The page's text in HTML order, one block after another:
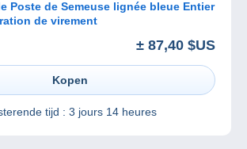
lignée bleue Entier
de virement
± 87,40 $US
Kopen
tijd : 3 jours 14 heures